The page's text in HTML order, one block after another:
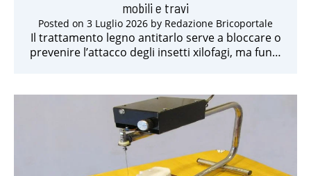
mobili e travi
Posted on 3 Luglio 2026 by Redazione Bricoportale
Il trattamento legno antitarlo serve a bloccare o
prevenire l’attacco degli insetti xilofagi, ma fun…